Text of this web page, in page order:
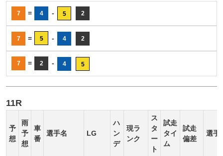
7 = 4 - 5 2
7 = 5 - 4 2
7 = 2 - 4 5
11R
予
想
雨
予
想
車
番
選手名 LG
ハ
ン
デ
現ラ
ンク
ス
タ
ー
ト
試走
タイ
ム
試走
偏差
選手